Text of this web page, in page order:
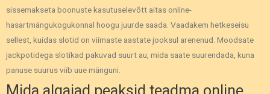
sissemakseta boonuste kasutuselevõtt aitas online-
hasartmängukogukonnal hoogu juurde saada. Vaadakem hetkeseisu
sellest, kuidas slotid on viimaste aastate jooksul arenenud. Moodsate
jackpotidega slotikad pakuvad suurt au, mida saate suurendada, kuna
panuse suurus viib uue mänguni.